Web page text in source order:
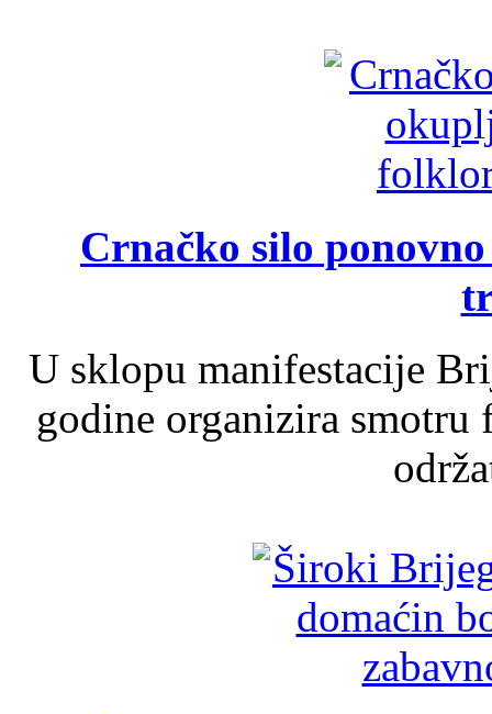
Crnačko silo
U sklopu manifestacije
godine organizira